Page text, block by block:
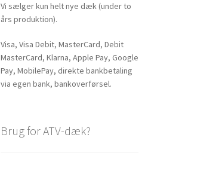
Vi sælger kun helt nye dæk (under to
års produktion).
Visa, Visa Debit, MasterCard, Debit
MasterCard, Klarna, Apple Pay, Google
Pay, MobilePay, direkte bankbetaling
via egen bank, bankoverførsel.
Brug for ATV-dæk?